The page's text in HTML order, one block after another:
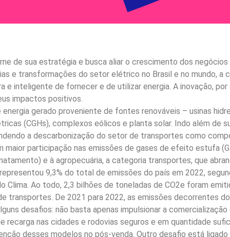
de sua estratégia e busca aliar o crescimento dos
e transformações do setor elétrico no Brasil e no mundo, a
e inteligente de fornecer e de utilizar energia. A inovação,
impactos positivos.
gerado proveniente de fontes renováveis – usinas
(CGHs), complexos eólicos e planta solar. Indo além de
a descarbonização do setor de transportes como
participação nas emissões de gases de efeito estufa
e à agropecuária, a categoria transportes, que
9,3% do total de emissões do país em 2022,
Clima. Ao todo, 2,3 bilhões de toneladas de CO2e foram
transportes. De 2021 para 2022, as emissões decorrentes
desafios: não basta apenas impulsionar a
nas cidades e rodovias seguros e em quantidade
desses modelos no pós-venda. Outro desafio está